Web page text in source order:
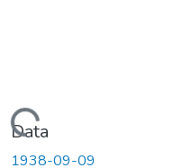
Carregando...
Data
1938-09-09